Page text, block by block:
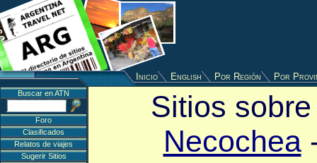
Inicio English Por Región Por
Sitios
Necochea
Buscar en ATN
Foro
Clasificados
Relatos de viajes
Sugerir Sitios